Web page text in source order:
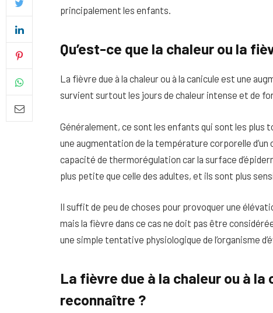
principalement les enfants.
Qu’est-ce que la chaleur ou la
La fièvre due à la chaleur ou à la canicule est une
survient surtout les jours de chaleur intense et de
Généralement, ce sont les enfants qui sont les plus
une augmentation de la température corporelle d’un
capacité de thermorégulation car la surface
plus petite que celle des adultes, et ils sont plus
Il suffit de peu de choses pour provoquer une
mais la fièvre dans ce cas ne doit pas être
une simple tentative physiologique de l’organisme
La fièvre due à la chaleur ou à
reconnaître ?
Quel soin adopter pour une
uniforme et lumineuse
26 NOVEMBRE 2025